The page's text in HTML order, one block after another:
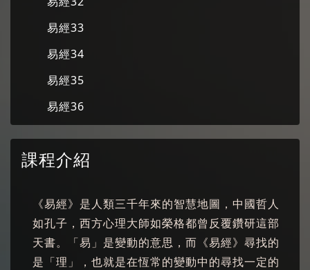
易經33
易經34
易經35
易經36
課程介紹
《易經》是人類三千年來的智慧地圖，中國哲人
如孔子，西方心理大師如榮格都曾反覆鑽研這部
天書。「易」是變動的意思，而《易經》尋找的
是「理」，也就是在恆常的變動中的尋找一定的